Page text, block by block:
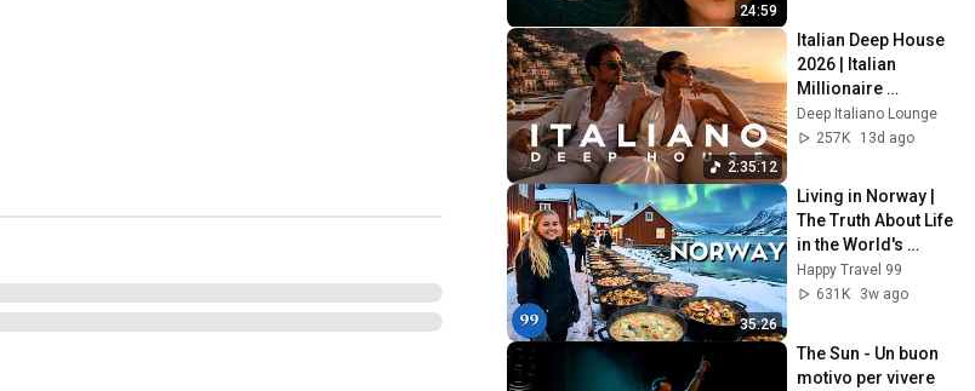
24:59
2:35:12
Italian Deep House
2026 | Italian
Millionaire
Summer Mix
Deep Italiano Lounge
257K
13d ago
35:26
Living in Norway |
The Truth About Life
in the World's
Richest and Most
Beautiful Country |
Happy Travel 99
631K
3w ago
The Sun - Un buon
motivo per vivere